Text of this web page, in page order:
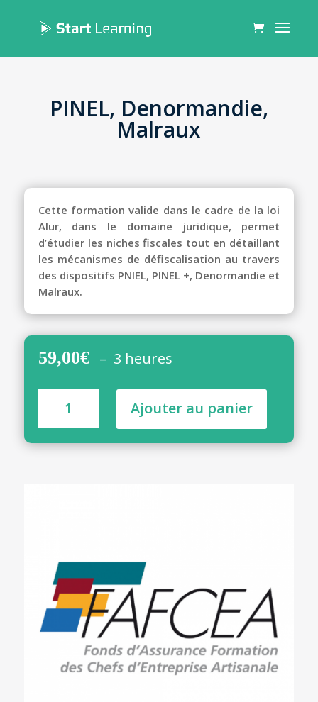
PINEL, Denormandie,
Malraux
Cette formation valide dans le cadre de la loi
Alur, dans le domaine juridique, permet
d’étudier les niches fiscales tout en détaillant
les mécanismes de défiscalisation au travers
des dispositifs PNIEL, PINEL +, Denormandie et
Malraux.
59,00€ – 3 heures
PINEL,
Denormandie,
Ajouter au panier